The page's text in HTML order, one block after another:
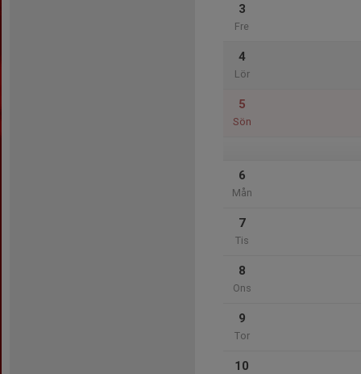
3
Fre
4
Lör
5
Sön
6
Mån
7
Tis
8
Ons
9
Tor
10